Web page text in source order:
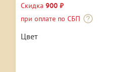
Скидка 900 ₽
при оплате по СБП
Цвет